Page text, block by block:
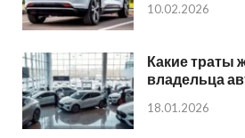
10.02.2026
Какие траты
владельца
18.01.2026